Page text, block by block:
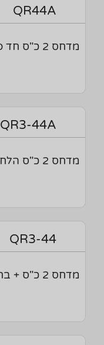
QR44A
מדחס 2 כ"ס חד פאזי הלחמה ללא מערכת
QR3-44A
מדחס 2 כ"ס הלחמה תלת
QR3-44
מדחס 2 כ"ס + ברז תלת